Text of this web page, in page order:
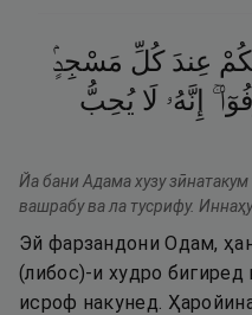
عِندَ كُلِّ مَسْجِدٍۢ
إِنَّهُۥ لَا يُحِبُّ
Йа бани Адама хузу
вашрабу ва ла тусрифу.
Эй фарзандони Одам,
(либос)-и худро
исроф накунед.